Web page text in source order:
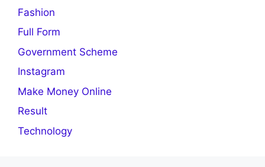
Fashion
Full Form
Government Scheme
Instagram
Make Money Online
Result
Technology